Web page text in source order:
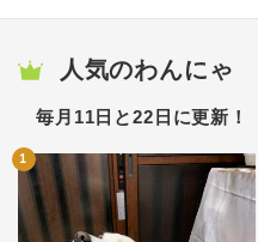
人気のわんにゃ
毎月11日と22日に更新！
1